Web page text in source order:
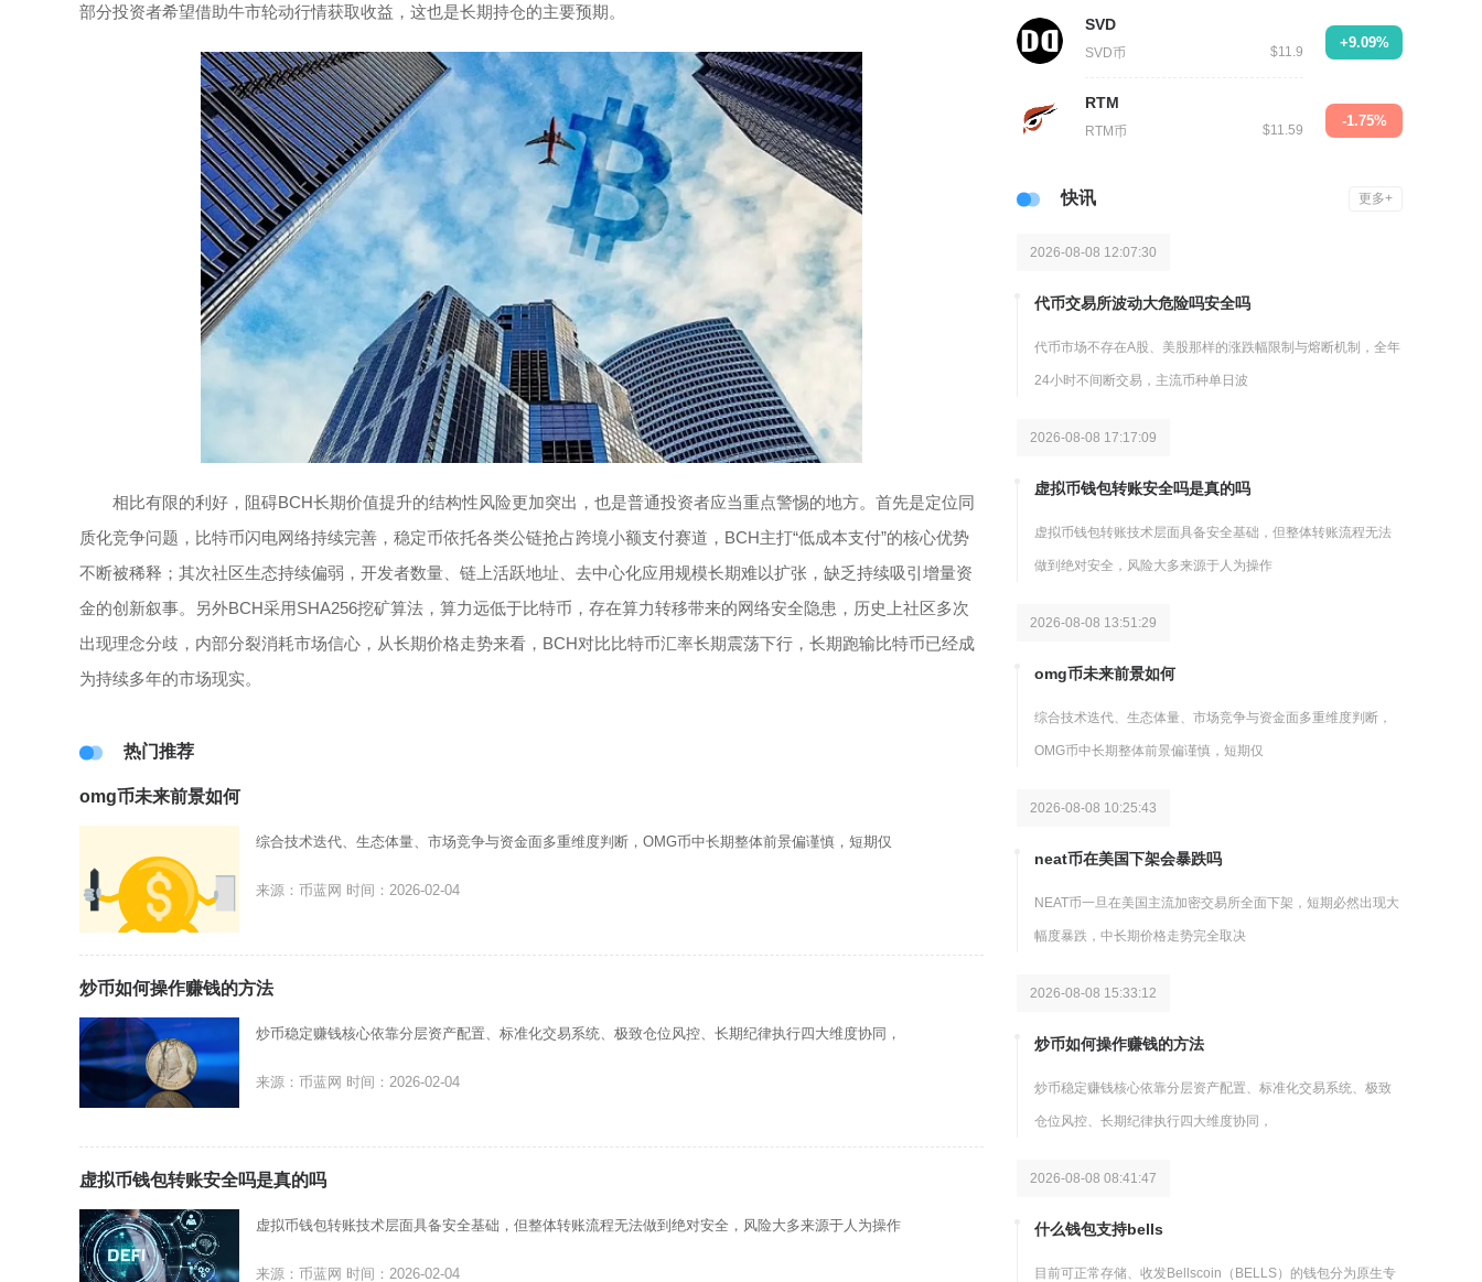
部分投资者希望借助牛市轮动行情获取收益，这也是长期持仓的主要预期。
相比有限的利好，阻碍BCH长期价值提升的结构性风险更加突出，也是普通投资者应当重点警惕的地方。首先是定位同
质化竞争问题，比特币闪电网络持续完善，稳定币依托各类公链抢占跨境小额支付赛道，BCH主打“低成本支付”的核心优势
不断被稀释；其次社区生态持续偏弱，开发者数量、链上活跃地址、去中心化应用规模长期难以扩张，缺乏持续吸引增量资
金的创新叙事。另外BCH采用SHA256挖矿算法，算力远低于比特币，存在算力转移带来的网络安全隐患，历史上社区多次
出现理念分歧，内部分裂消耗市场信心，从长期价格走势来看，BCH对比比特币汇率长期震荡下行，长期跑输比特币已经成
为持续多年的市场现实。
热门推荐
omg币未来前景如何
综合技术迭代、生态体量、市场竞争与资金面多重维度判断，OMG币中长期整体前景偏谨慎，短期仅
来源：币蓝网 时间：2026-02-04
炒币如何操作赚钱的方法
炒币稳定赚钱核心依靠分层资产配置、标准化交易系统、极致仓位风控、长期纪律执行四大维度协同，
来源：币蓝网 时间：2026-02-04
虚拟币钱包转账安全吗是真的吗
虚拟币钱包转账技术层面具备安全基础，但整体转账流程无法做到绝对安全，风险大多来源于人为操作
来源：币蓝网 时间：2026-02-04
SVD
SVD币 $11.9
+9.09%
RTM
RTM币 $11.59
-1.75%
快讯 更多+
2026-08-08 12:07:30
代币交易所波动大危险吗安全吗
代币市场不存在A股、美股那样的涨跌幅限制与熔断机制，全年
24小时不间断交易，主流币种单日波
2026-08-08 17:17:09
虚拟币钱包转账安全吗是真的吗
虚拟币钱包转账技术层面具备安全基础，但整体转账流程无法
做到绝对安全，风险大多来源于人为操作
2026-08-08 13:51:29
omg币未来前景如何
综合技术迭代、生态体量、市场竞争与资金面多重维度判断，
OMG币中长期整体前景偏谨慎，短期仅
2026-08-08 10:25:43
neat币在美国下架会暴跌吗
NEAT币一旦在美国主流加密交易所全面下架，短期必然出现大
幅度暴跌，中长期价格走势完全取决
2026-08-08 15:33:12
炒币如何操作赚钱的方法
炒币稳定赚钱核心依靠分层资产配置、标准化交易系统、极致
仓位风控、长期纪律执行四大维度协同，
2026-08-08 08:41:47
什么钱包支持bells
目前可正常存储、收发Bellscoin（BELLS）的钱包分为原生专